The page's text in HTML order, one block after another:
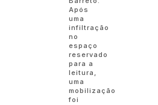
Após
uma
infiltração
no
espaço
reservado
para a
leitura,
uma
mobilização
foi